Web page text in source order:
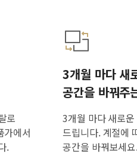
로
가에서
.
3개월 마다 새
공간을 바꿔주
3개월 마다 새로
드립니다. 계절에
공간을 바꿔보세